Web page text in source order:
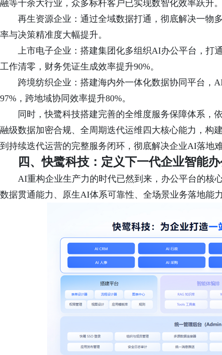
融等十余大行业，众多标杆客户已实现数智化效率跃升
再生资源企业：通过全域数据打通，彻底解决一物
率与决策精准度大幅提升。
上市电子企业：搭建集团化多组织AI办公平台，打
工作清零，财务凭证生成效率提升90%。
跨境纺织企业：搭建海内外一体化数据协同平台，
97%，跨地域协同效率提升80%。
同时，快鹭科技搭建完善的全维度服务保障体系，
融级数据加密合规、全周期迭代运维四大核心能力，构
到持续迭代运营的完整服务闭环，彻底解决企业AI落地
四、快鹭科技： 定义下一代企业智能
AI重构企业生产力的时代已然到来，办公平台的核
数据贯通能力、原生AI体系可靠性、全场景业务落地能